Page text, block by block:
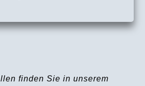
finden Sie in unserem